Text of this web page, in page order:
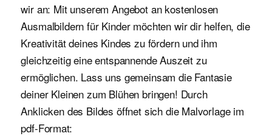
wir an: Mit unserem Angebot an kostenlosen
Ausmalbildern für Kinder möchten wir dir helfen, die
Kreativität deines Kindes zu fördern und ihm
gleichzeitig eine entspannende Auszeit zu
ermöglichen. Lass uns gemeinsam die Fantasie
deiner Kleinen zum Blühen bringen! Durch
Anklicken des Bildes öffnet sich die Malvorlage im
pdf-Format: